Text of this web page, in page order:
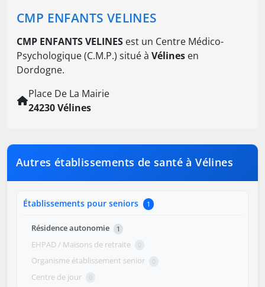
CMP ENFANTS VELINES
CMP ENFANTS VELINES est un Centre Médico-
Psychologique (C.M.P.) situé à Vélines en
Dordogne.
Place De La Mairie
24230 Vélines
Autres établissements de santé à Vélines
Établissements pour seniors 1
Résidence autonomie 1
EHPAD / Maisons de retraite 0
Organisme établissement senior 0
Centre de jour 0